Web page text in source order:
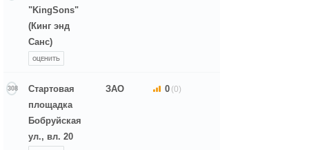
"KingSons"
(Кинг энд
Санс)
ОЦЕНИТЬ
308
Стартовая
площадка
Бобруйская
ул., вл. 20
ЗАО 0 (0)